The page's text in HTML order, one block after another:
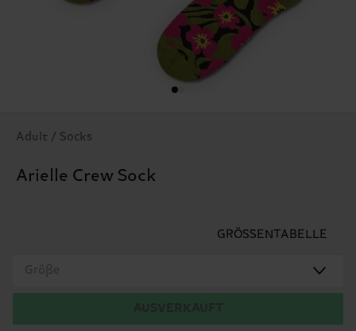
Adult / Socks
Arielle Crew Sock
GRÖSSENTABELLE
Größe